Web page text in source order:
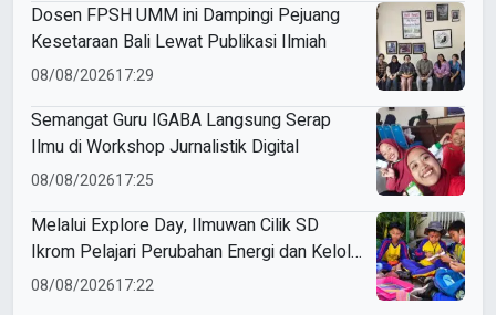
Dosen FPSH UMM ini Dampingi Pejuang
Kesetaraan Bali Lewat Publikasi Ilmiah
08/08/202617:29
Semangat Guru IGABA Langsung Serap
Ilmu di Workshop Jurnalistik Digital
08/08/202617:25
Melalui Explore Day, Ilmuwan Cilik SD
Ikrom Pelajari Perubahan Energi dan Kelola
Sampah demi Bumi
08/08/202617:22